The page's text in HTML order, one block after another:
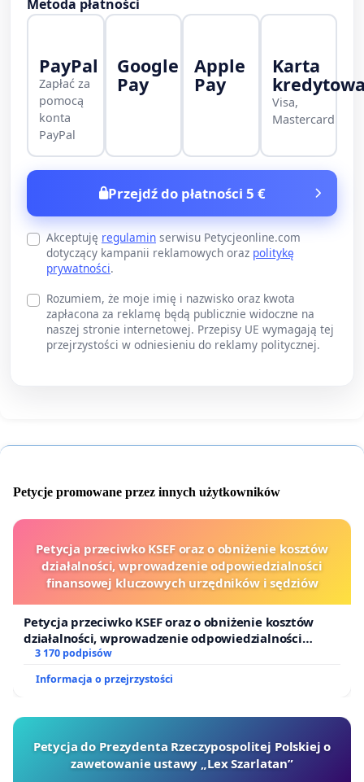
Metoda płatności
PayPal
Zapłać za
pomocą
konta
PayPal
Google
Pay
Apple
Pay
Karta
Visa,
Mastercard
Przejdź do płatności 5 €
Akceptuję regulamin serwisu Petycjeonline.com
dotyczący kampanii reklamowych oraz politykę
prywatności.
Rozumiem, że moje imię i nazwisko oraz kwota
zapłacona za reklamę będą publicznie widoczne na
naszej stronie internetowej. Przepisy UE wymagają tej
przejrzystości w odniesieniu do reklamy politycznej.
Petycje promowane przez innych użytkowników
Petycja przeciwko KSEF oraz o obniżenie kosztów
działalności, wprowadzenie odpowiedzialności
finansowej kluczowych urzędników i sędziów
Petycja przeciwko KSEF oraz o obniżenie kosztów
działalności, wprowadzenie odpowiedzialności
finansowej kluczowych urzędników i sędziów
3 170 podpisów
Informacja o przejrzystości
Petycja do Prezydenta Rzeczypospolitej Polskiej o
zawetowanie ustawy „Lex Szarlatan”